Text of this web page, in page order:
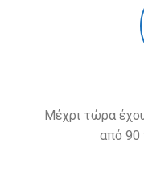
Μέχρι τώρα
από 90